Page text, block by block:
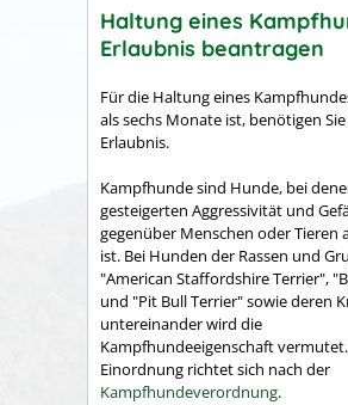
Haltung eines
Erlaubnis beantragen
Für die Haltung eines
als sechs Monate ist, benötigen
Erlaubnis.
Kampfhunde sind Hunde, bei
gesteigerten Aggressivität und
gegenüber Menschen oder Tieren
ist. Bei Hunden der Rassen und
"American Staffordshire Terrier",
und "Pit Bull Terrier" sowie deren
untereinander wird die
Kampfhundeeigenschaft
Einordnung richtet sich nach der
Kampfhundeverordnung.